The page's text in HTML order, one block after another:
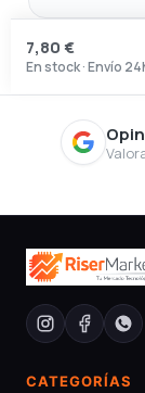
7,80 €
En stock · Envío
CATEGORÍAS